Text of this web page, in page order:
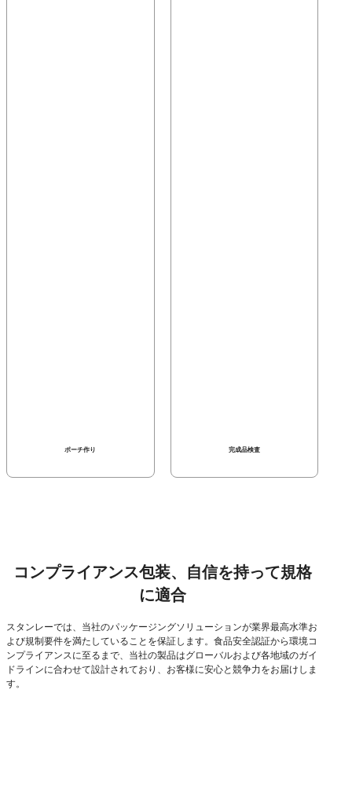
ポーチ作り 完成品検査
コンプライアンス包装、自信を持って規格
に適合
スタンレーでは、当社のパッケージングソリューションが業界最高水準お
よび規制要件を満たしていることを保証します。食品安全認証から環境コ
ンプライアンスに至るまで、当社の製品はグローバルおよび各地域のガイ
ドラインに合わせて設計されており、お客様に安心と競争力をお届けしま
す。